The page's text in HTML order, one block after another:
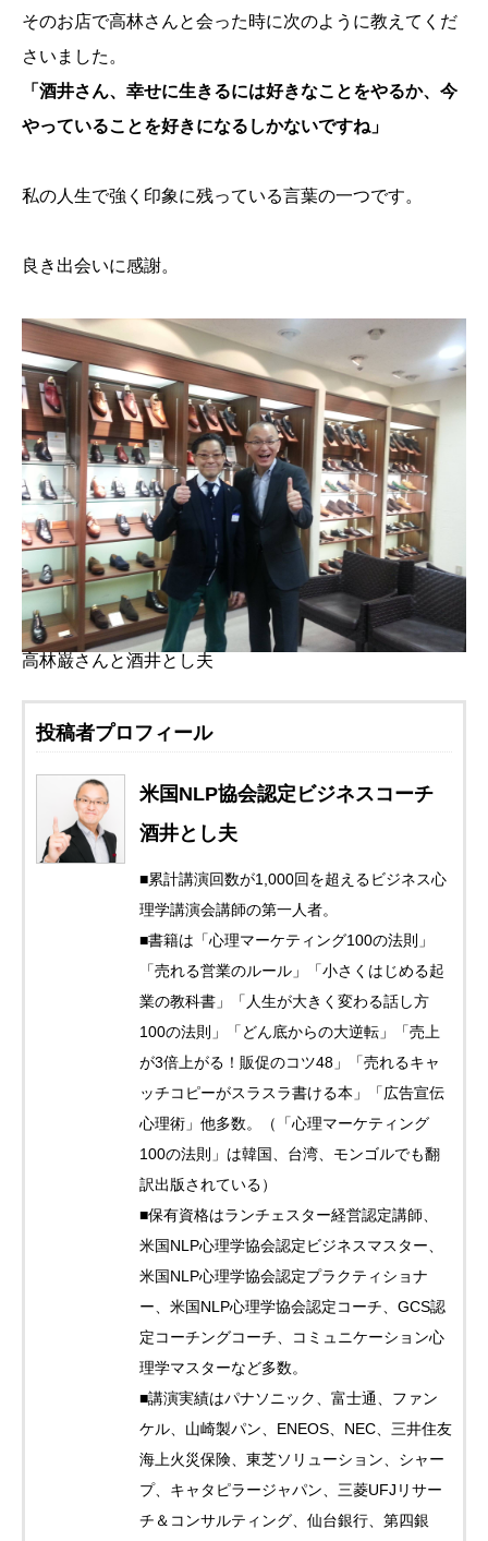
そのお店で高林さんと会った時に次のように教えてくだ
さいました。
「酒井さん、幸せに生きるには好きなことをやるか、今
やっていることを好きになるしかないですね」
私の人生で強く印象に残っている言葉の一つです。
良き出会いに感謝。
高林巌さんと酒井とし夫
投稿者プロフィール
米国NLP協会認定ビジネスコーチ
酒井とし夫
■累計講演回数が1,000回を超えるビジネス心
理学講演会講師の第一人者。
■書籍は「心理マーケティング100の法則」
「売れる営業のルール」「小さくはじめる起
業の教科書」「人生が大きく変わる話し方
100の法則」「どん底からの大逆転」「売上
が3倍上がる！販促のコツ48」「売れるキャ
ッチコピーがスラスラ書ける本」「広告宣伝
心理術」他多数。（「心理マーケティング
100の法則」は韓国、台湾、モンゴルでも翻
訳出版されている）
■保有資格はランチェスター経営認定講師、
米国NLP心理学協会認定ビジネスマスター、
米国NLP心理学協会認定プラクティショナ
ー、米国NLP心理学協会認定コーチ、GCS認
定コーチングコーチ、コミュニケーション心
理学マスターなど多数。
■講演実績はパナソニック、富士通、ファン
ケル、山崎製パン、ENEOS、NEC、三井住友
海上火災保険、東芝ソリューション、シャー
プ、キャタピラージャパン、三菱UFJリサー
チ＆コンサルティング、仙台銀行、第四銀